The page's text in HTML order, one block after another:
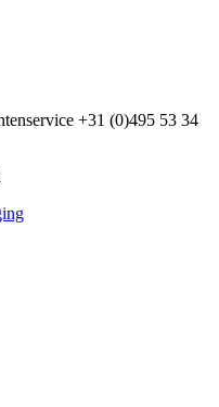
+31 (0)495 53 34